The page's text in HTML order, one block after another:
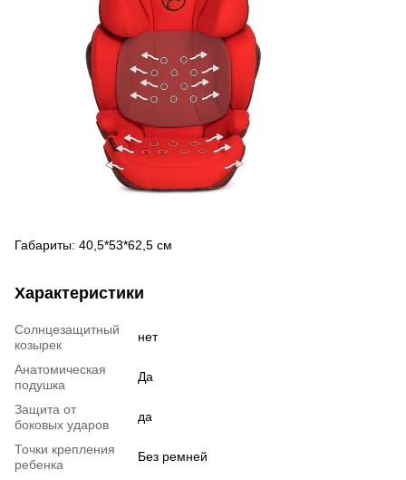
Габариты: 40,5*53*62,5 см
Характеристики
Солнцезащитный
козырек
нет
Анатомическая
подушка
Да
Защита от
боковых ударов
да
Точки крепления
ребенка
Без ремней